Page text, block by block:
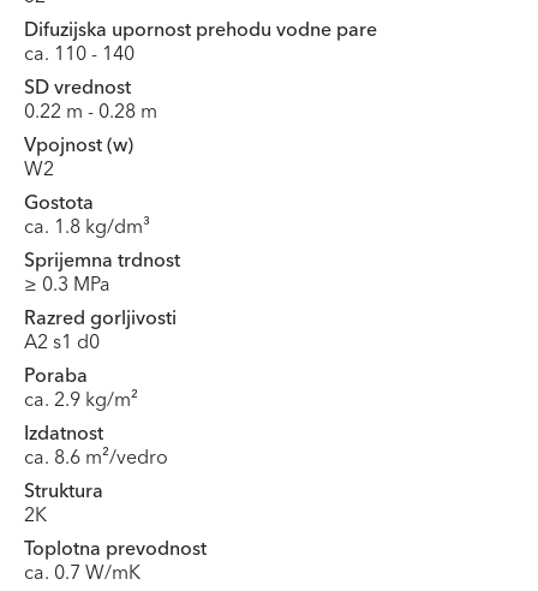
Difuzijska upornost prehodu vodne pare
ca. 110 - 140
SD vrednost
0.22 m - 0.28 m
Vpojnost (w)
W2
Gostota
ca. 1.8 kg/dm³
Sprijemna trdnost
≥ 0.3 MPa
Razred gorljivosti
A2 s1 d0
Poraba
ca. 2.9 kg/m²
Izdatnost
ca. 8.6 m²/vedro
Struktura
2K
Toplotna prevodnost
ca. 0.7 W/mK